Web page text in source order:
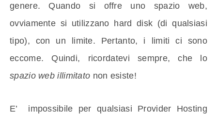
genere. Quando si offre uno spazio web,
ovviamente si utilizzano hard disk (di qualsiasi
tipo), con un limite. Pertanto, i limiti ci sono
eccome. Quindi, ricordatevi sempre, che lo
spazio web illimitato non esiste!
E’ impossibile per qualsiasi Provider Hosting